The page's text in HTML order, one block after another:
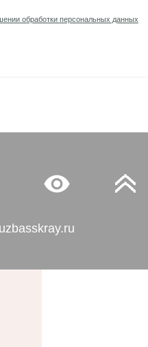
обработки персональных данных